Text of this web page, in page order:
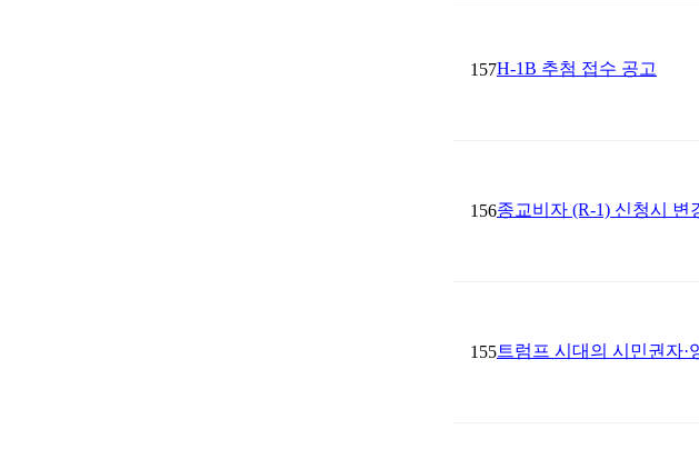
157H-1B 추첨 접수 공고
156종교비자 (R-1) 신청시 변
155트럼프 시대의 시민권자